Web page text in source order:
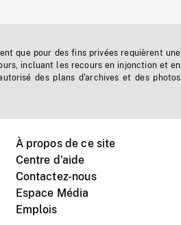
que pour des fins privées requièrent une
incluant les recours en injonction et en
des plans d'archives et des photos
À propos de ce site
Centre d'aide
Contactez-nous
Espace Média
Emplois